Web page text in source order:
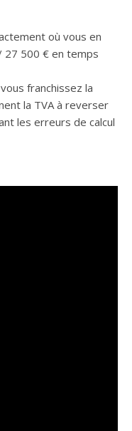
où vous en
500 € en temps
franchissez la
la TVA à reverser
les erreurs de calcul